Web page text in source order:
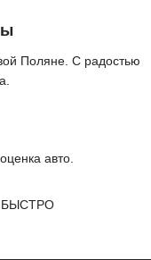
Поляне. С радостью
авто.
БЫСТРО